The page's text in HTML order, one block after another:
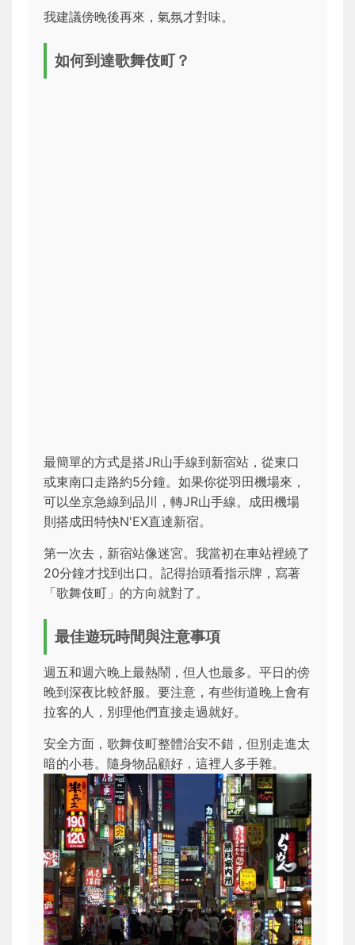
我建議傍晚後再來，氣氛才對味。
如何到達歌舞伎町？
最簡單的方式是搭JR山手線到新宿站，從東口
或東南口走路約5分鐘。如果你從羽田機場來，
可以坐京急線到品川，轉JR山手線。成田機場
則搭成田特快N'EX直達新宿。
第一次去，新宿站像迷宮。我當初在車站裡繞了
20分鐘才找到出口。記得抬頭看指示牌，寫著
「歌舞伎町」的方向就對了。
最佳遊玩時間與注意事項
週五和週六晚上最熱鬧，但人也最多。平日的傍
晚到深夜比較舒服。要注意，有些街道晚上會有
拉客的人，別理他們直接走過就好。
安全方面，歌舞伎町整體治安不錯，但別走進太
暗的小巷。隨身物品顧好，這裡人多手雜。